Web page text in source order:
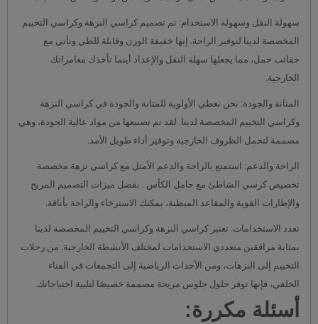
سهولة النقل وسهولة الاستخدام: تم تصميم كراسي النزهة وكراسي التخييم
المخصصة لدينا لتوفير الراحة. إنها خفيفة الوزن وقابلة للطي وتأتي مع
حقائب حمل، مما يجعلها سهلة النقل والإعداد أينما تأخذك مغامراتك
الخارجية.
المتانة والجودة: نحن نعطي الأولوية للمتانة والجودة في كراسي النزهة
وكراسي التخييم المخصصة لدينا. لقد تم تصنيعها من مواد عالية الجودة، وهي
مصممة لتحمل الظروف الخارجية وتوفير أداء طويل الأمد.
الراحة والدعم: استمتع بالراحة والدعم الأمثل مع كراسي نزهة مخصصة
تخصيص كرسي الشاطئ مع حامل الكأس . بفضل ميزات التصميم المريح
والإطارات القوية والمقاعد المبطنة، يمكنك الاسترخاء والراحة بأناقة.
تعدد الاستخدامات: تعتبر كراسي النزهة وكراسي التخييم المخصصة لدينا
بمثابة مرافقين متعددي الاستخدامات لمختلف الأنشطة الخارجية. من رحلات
التخييم إلى النزهات، ومن الأحداث الرياضية إلى التجمعات في الفناء
الخلفي، فإنها توفر حلول جلوس مريحة مصممة خصيصًا لتلبية احتياجاتك.
أسئلة مكررة: